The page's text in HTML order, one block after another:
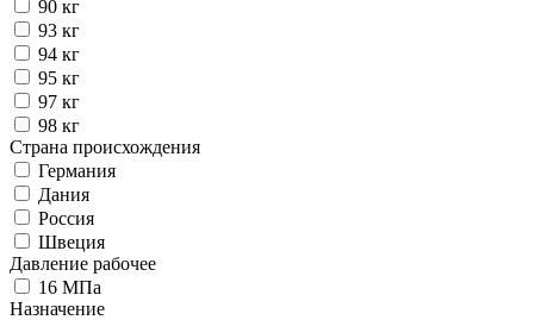
90 кг
93 кг
94 кг
95 кг
97 кг
98 кг
Страна происхождения
Германия
Дания
Россия
Швеция
Давление рабочее
16 МПа
Назначение